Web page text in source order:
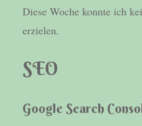
Diese Woche konnte ich
erzielen.
SEO
Google Search